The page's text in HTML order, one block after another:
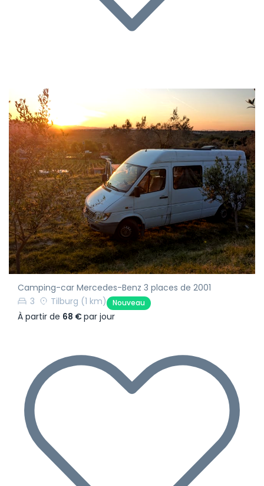
Camping-car Mercedes-Benz 3 places de 2001
3
Tilburg (1 km) Nouveau
À partir de 68 €par jour